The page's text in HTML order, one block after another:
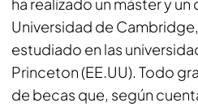
Universidad de
estudiado en las
Princeton (EE.UU). Todo
de becas que, según